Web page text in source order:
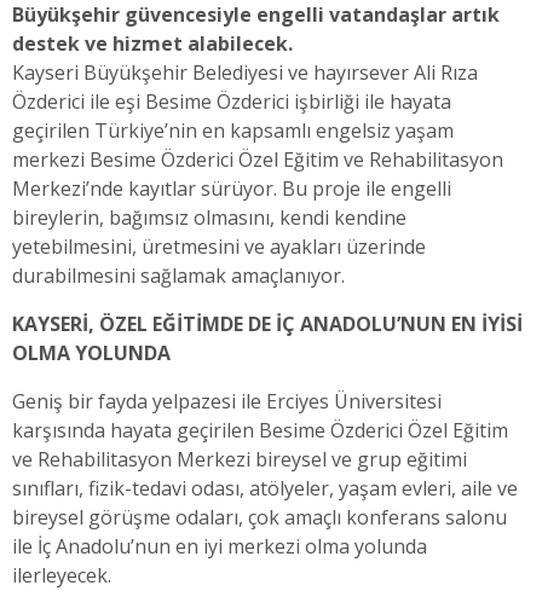
Büyükşehir güvencesiyle engelli vatandaşlar artık
destek ve hizmet alabilecek.
Kayseri Büyükşehir Belediyesi ve hayırsever Ali Rıza
Özderici ile eşi Besime Özderici işbirliği ile hayata
geçirilen Türkiye’nin en kapsamlı engelsiz yaşam
merkezi Besime Özderici Özel Eğitim ve Rehabilitasyon
Merkezi’nde kayıtlar sürüyor. Bu proje ile engelli
bireylerin, bağımsız olmasını, kendi kendine
yetebilmesini, üretmesini ve ayakları üzerinde
durabilmesini sağlamak amaçlanıyor.
KAYSERİ, ÖZEL EĞİTİMDE DE İÇ ANADOLU’NUN EN İYİSİ
OLMA YOLUNDA
Geniş bir fayda yelpazesi ile Erciyes Üniversitesi
karşısında hayata geçirilen Besime Özderici Özel Eğitim
ve Rehabilitasyon Merkezi bireysel ve grup eğitimi
sınıfları, fizik-tedavi odası, atölyeler, yaşam evleri, aile ve
bireysel görüşme odaları, çok amaçlı konferans salonu
ile İç Anadolu’nun en iyi merkezi olma yolunda
ilerleyecek.